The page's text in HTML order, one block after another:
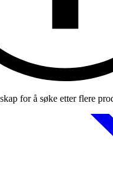
for å søke etter flere